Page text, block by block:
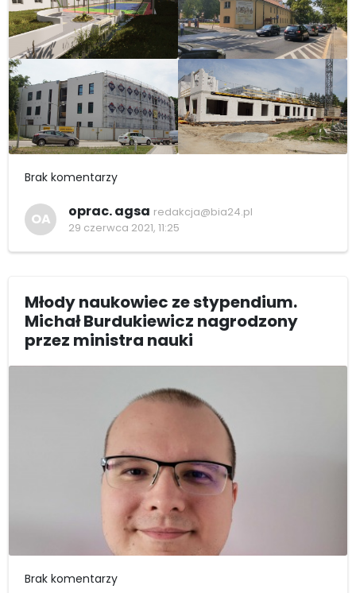
Brak komentarzy
OA oprac. agsa redakcja@bia24.pl
29 czerwca 2021, 11:25
Młody naukowiec ze stypendium.
Michał Burdukiewicz nagrodzony
przez ministra nauki
Brak komentarzy